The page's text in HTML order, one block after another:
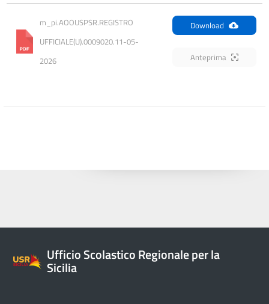
m_pi.AOOUSPSR.REGISTRO
UFFICIALE(U).0009020.11-05-
2026
Download
Anteprima
Ufficio Scolastico Regionale per la
Sicilia